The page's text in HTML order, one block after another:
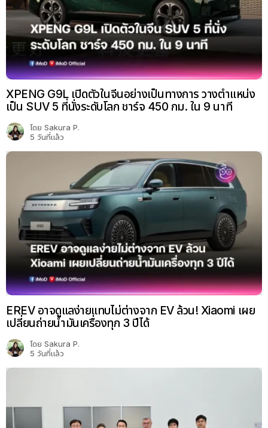
XPENG G9L เปิดตัวในจีนอย่างเป็นทางการ วางตำแหน่ง
เป็น SUV 5 ที่นั่งระดับโลก ชาร์จ 450 กม. ใน 9 นาที
โดย Sakura P.
5 วันที่แล้ว
EREV อาจดูแลง่ายแทบไม่ต่างจาก EV ล้วน! Xiaomi เผย
เปลี่ยนถ่ายน้ำมันเครื่องทุก 3 ปีได้
โดย Sakura P.
5 วันที่แล้ว